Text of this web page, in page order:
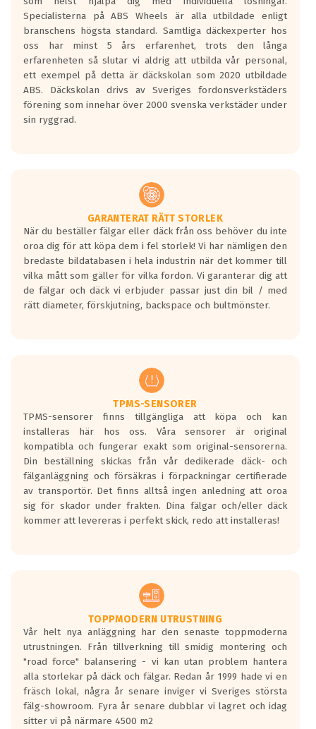
den kortaste bromssträckan och F är den
längsta.
Inga D eller G betyg delas ut för
personbilar och lätta lastbilar.
Betyget sätts efter ett test där däcken
skall bromsa in på en väg där det ligger
0.5-1.5 mm vatten.
I 80km/h kommer skillnaden på
Vid körning i över 50km/h brukar
rullmotståndets ljud överträffa
motorljudet.
På däckmärkningen kommer det finnas
en symbol av ett däck med vågar. Hög
bullernivå markeras med svarta vågor
medans de vita vågorna påvisar om det är
ett tyst däck.
regelverket som introduceras år 2016.
Ett däck med två svarta vågor är redan
godkända för år 2016 nya regelverk.
Ett däck med en svart våg kommer vara
minst tre decibel tystare än det
regelverk som börjar gälla 2016.
Specialisterna på ABS Wheels är alla utbildade enligt
branschens högsta standard. Samtliga däckexperter hos
oss har minst 5 års erfarenhet, trots den långa
erfarenheten så slutar vi aldrig att utbilda vår personal,
ett exempel på detta är däckskolan som 2020 utbildade
ABS. Däckskolan drivs av Sveriges fordonsverkstäders
förening som innehar över 2000 svenska verkstäder under
sin ryggrad.
GARANTERAT RÄTT STORLEK
När du beställer fälgar eller däck från oss behöver du inte
oroa dig för att köpa dem i fel storlek! Vi har nämligen den
bredaste bildatabasen i hela industrin när det kommer till
vilka mått som gäller för vilka fordon. Vi garanterar dig att
de fälgar och däck vi erbjuder passar just din bil / med
rätt diameter, förskjutning, backspace och bultmönster.
TPMS-SENSORER
TPMS-sensorer finns tillgängliga att köpa och kan
installeras här hos oss. Våra sensorer är original
kompatibla och fungerar exakt som original-sensorerna.
Din beställning skickas från vår dedikerade däck- och
fälganläggning och försäkras i förpackningar certifierade
av transportör. Det finns alltså ingen anledning att oroa
sig för skador under frakten. Dina fälgar och/eller däck
kommer att levereras i perfekt skick, redo att installeras!
TOPPMODERN UTRUSTNING
Vår helt nya anläggning har den senaste toppmoderna
utrustningen. Från tillverkning till smidig montering och
"road force" balansering - vi kan utan problem hantera
alla storlekar på däck och fälgar. Redan år 1999 hade vi en
fräsch lokal, några år senare inviger vi Sveriges största
fälg-showroom. Fyra år senare dubblar vi lagret och idag
sitter vi på närmare 4500 m2